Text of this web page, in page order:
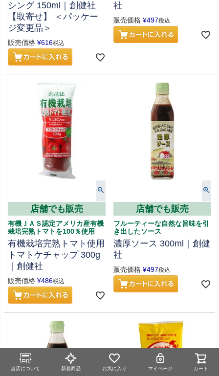
当店について 新着商品 お気に入り マイページ カート
シング 150ml｜創健社
【取寄せ】 ＜パッケー
ジ変更品＞
販売価格 ¥616税込
社
販売価格 ¥497税込
店舗でも販売
有機ＪＡＳ認定アメリカ産有機
栽培完熟トマトを100％使用
有機栽培完熟トマト使用
トマトケチャップ 300g
｜創健社
販売価格 ¥486税込
店舗でも販売
フルーティーな自然な旨味を引
き出したソース
濃厚ソース 300ml｜創健
社
販売価格 ¥497税込